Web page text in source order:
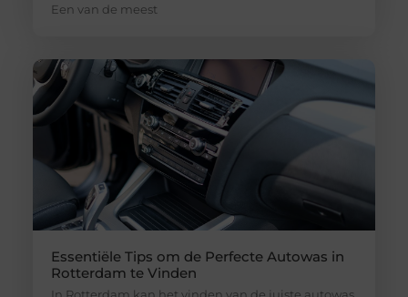
Een van de meest
Essentiële Tips om de Perfecte Autowas in
Rotterdam te Vinden
In Rotterdam kan het vinden van de juiste autowas